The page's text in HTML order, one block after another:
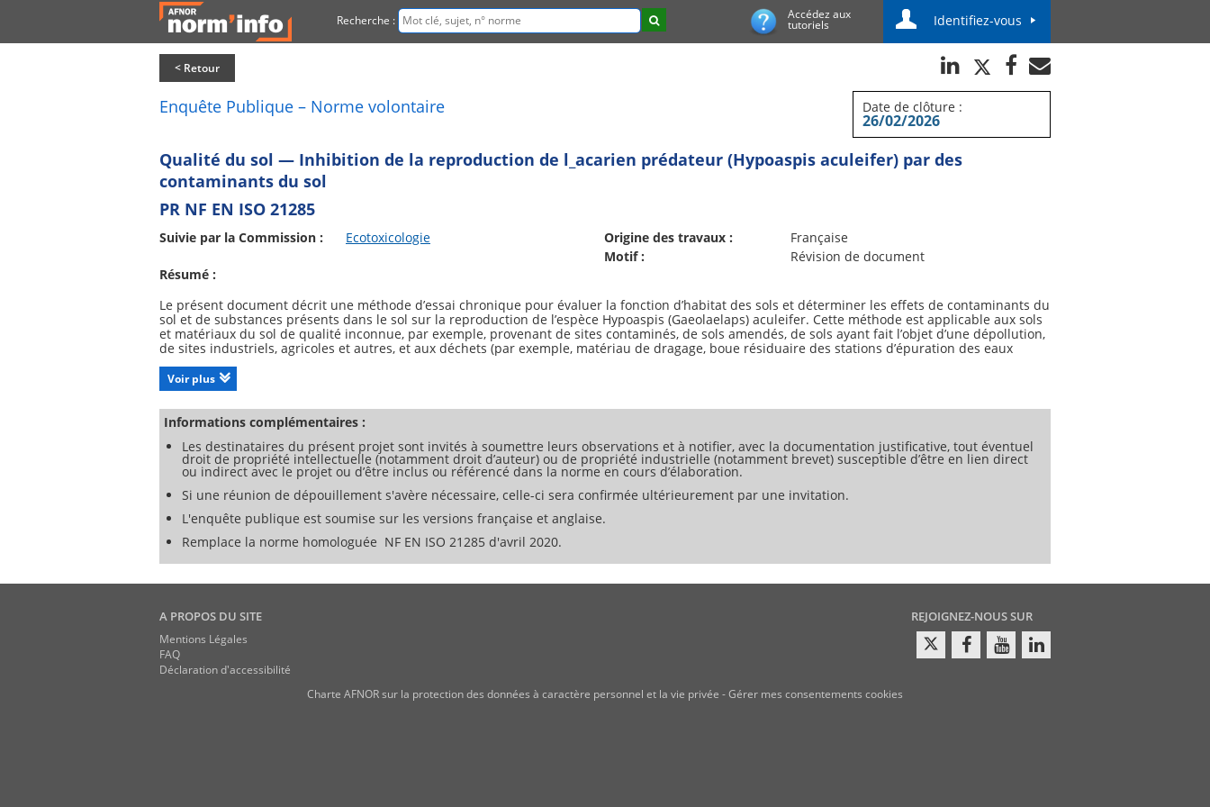
Recherche : Accédez aux
tutoriels Identifiez-vous
< Retour
Enquête Publique – Norme volontaire Date de clôture :
26/02/2026
Qualité du sol — Inhibition de la reproduction de l_acarien prédateur (Hypoaspis aculeifer) par des
contaminants du sol
PR NF EN ISO 21285
Suivie par la Commission : Ecotoxicologie Origine des travaux :
Française
Motif :
Révision de document
Résumé :
Le présent document décrit une méthode d’essai chronique pour évaluer la fonction d’habitat des sols et déterminer les effets de contaminants du
sol et de substances présents dans le sol sur la reproduction de l’espèce Hypoaspis (Gaeolaelaps) aculeifer. Cette méthode est applicable aux sols
et matériaux du sol de qualité inconnue, par exemple, provenant de sites contaminés, de sols amendés, de sols ayant fait l’objet d’une dépollution,
de sites industriels, agricoles et autres, et aux déchets (par exemple, matériau de dragage, boue résiduaire des stations d’épuration des eaux
Voir plus
Informations complémentaires :
Les destinataires du présent projet sont invités à soumettre leurs observations et à notifier, avec la documentation justificative, tout éventuel
droit de propriété intellectuelle (notamment droit d’auteur) ou de propriété industrielle (notamment brevet) susceptible d’être en lien direct
ou indirect avec le projet ou d’être inclus ou référencé dans la norme en cours d’élaboration.
Si une réunion de dépouillement s'avère nécessaire, celle-ci sera confirmée ultérieurement par une invitation.
L'enquête publique est soumise sur les versions française et anglaise.
Remplace la norme homologuée NF EN ISO 21285 d'avril 2020.
A PROPOS DU SITE
Mentions Légales
FAQ
Déclaration d'accessibilité
REJOIGNEZ-NOUS SUR
Charte AFNOR sur la protection des données à caractère personnel et la vie privée -Gérer mes consentements cookies